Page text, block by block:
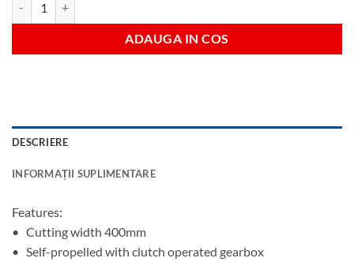
ADAUGA IN COS
DESCRIERE
INFORMAȚII SUPLIMENTARE
Features:
• Cutting width 400mm
• Self-propelled with clutch operated gearbox